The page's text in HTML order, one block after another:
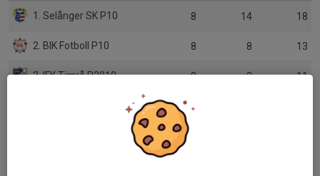
1. Selånger SK P10 8 14 18
2. BIK Fotboll P10 8 8 13
3. IFK Timrå P2010 8 2 11
8